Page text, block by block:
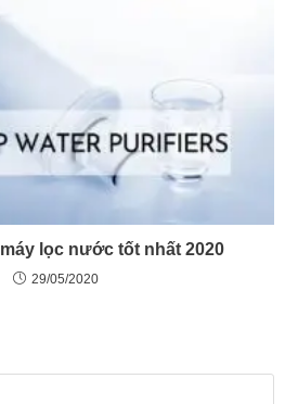
lọc nước tốt nhất 2020
29/05/2020